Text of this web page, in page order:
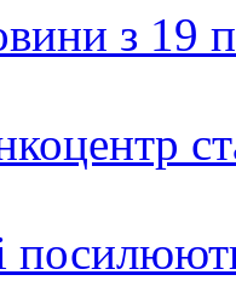
з 19